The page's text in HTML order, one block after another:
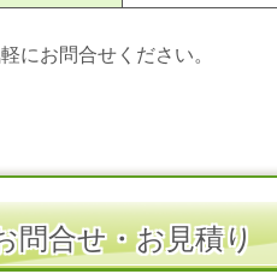
にお問合せください。
問合せ・お見積り